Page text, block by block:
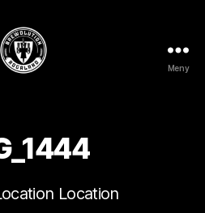
Meny
Location
B
r
w